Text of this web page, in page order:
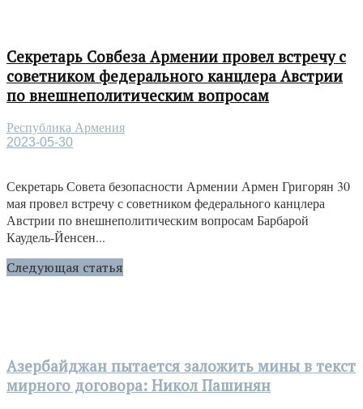
Секретарь Совбеза Армении провел встречу с
советником федерального канцлера Австрии
по внешнеполитическим вопросам
Республика Армения
2023-05-30
Секретарь Совета безопасности Армении Армен Григорян 30
мая провел встречу с советником федерального канцлера
Австрии по внешнеполитическим вопросам Барбарой
Каудель-Йенсен...
Следующая статья
Азербайджан пытается заложить мины в текст
мирного договора: Никол Пашинян